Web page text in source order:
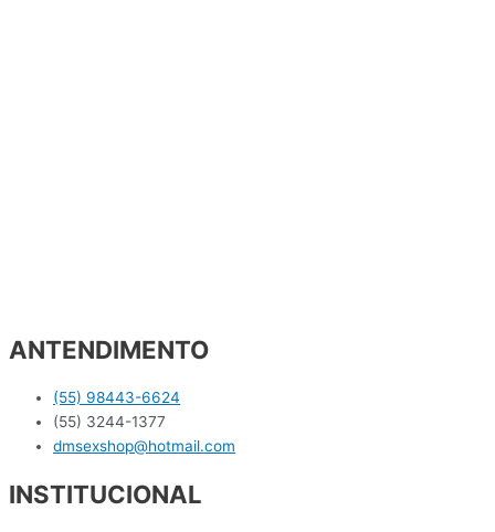
ANTENDIMENTO
(55) 98443-6624
(55) 3244-1377
dmsexshop@hotmail.com
INSTITUCIONAL